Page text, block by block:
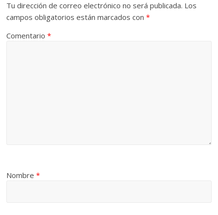
Tu dirección de correo electrónico no será publicada. Los
campos obligatorios están marcados con*
Comentario*
Nombre*